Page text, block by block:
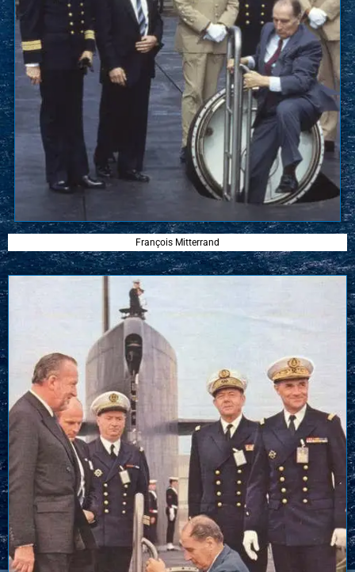
François Mitterrand